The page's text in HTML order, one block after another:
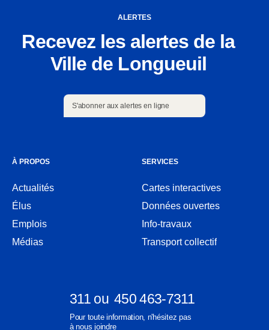
ALERTES
Recevez les alertes de la
Ville de Longueuil
S'abonner aux alertes en ligne
À PROPOS
Actualités
Élus
Emplois
Médias
SERVICES
Cartes interactives
Ouvre
dans
une
nouvelle
Données ouvertes
Ouvre
dans
une
Info-travaux
Transport collectif
311Ouvre
dans
ou 450 463-7311
Ouvre
dans
Pour toute information, n'hésitez pas
à nous joindre